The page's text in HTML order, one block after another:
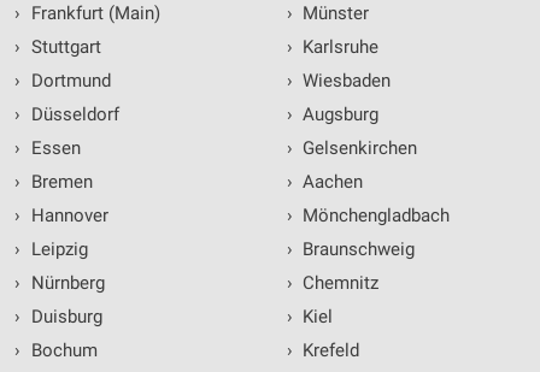
›
Frankfurt (Main)
› Stuttgart
›
Dortmund
›
Düsseldorf
›
Essen
›
Bremen
›
Hannover
›
Leipzig
›
Nürnberg
›
Duisburg
›
Bochum
› Münster
› Karlsruhe
› Wiesbaden
› Augsburg
› Gelsenkirchen
› Aachen
› Mönchengladbach
› Braunschweig
› Chemnitz
› Kiel
› Krefeld